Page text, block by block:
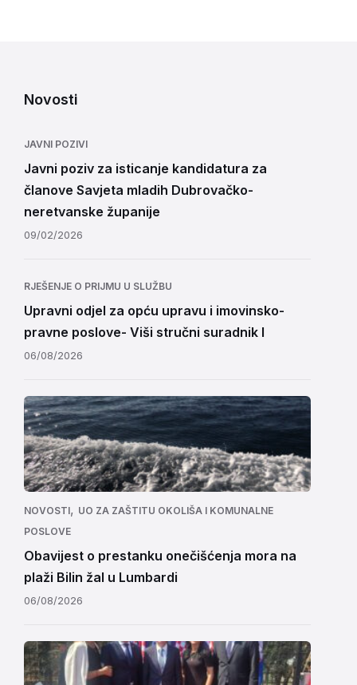
Novosti
JAVNI POZIVI
Javni poziv za isticanje kandidatura za
članove Savjeta mladih Dubrovačko-
neretvanske županije
09/02/2026
RJEŠENJE O PRIJMU U SLUŽBU
Upravni odjel za opću upravu i imovinsko-
pravne poslove- Viši stručni suradnik I
06/08/2026
NOVOSTI, UO ZA ZAŠTITU OKOLIŠA I KOMUNALNE
POSLOVE
Obavijest o prestanku onečišćenja mora na
plaži Bilin žal u Lumbardi
06/08/2026